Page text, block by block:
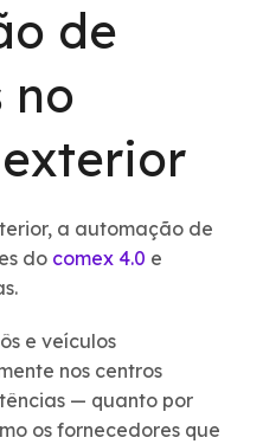
de
no
a automação de
do comex 4.0 e
e veículos
nos centros
— quanto por
os fornecedores que